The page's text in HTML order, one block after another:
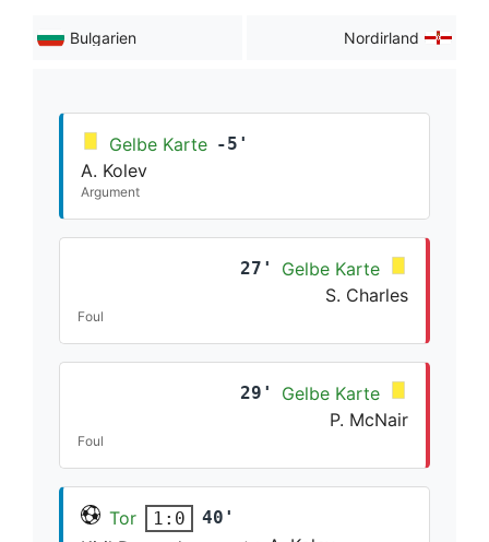
Bulgarien Nordirland
Gelbe Karte -5'
A. Kolev
Argument
27'
Gelbe Karte
S. Charles
Foul
29'
Gelbe Karte
P. McNair
Foul
Tor 1:0 40'